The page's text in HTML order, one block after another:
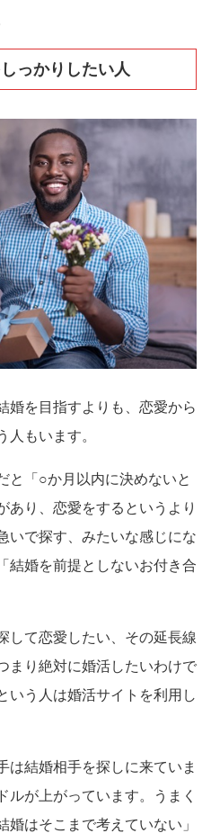
っかりしたい人
婚を目指すよりも、恋愛から
人もいます。
と「○か月以内に決めないと
あり、恋愛をするというより
いで探す、みたいな感じにな
結婚を前提としないお付き合
して恋愛したい、その延長線
まり絶対に婚活したいわけで
いう人は婚活サイトを利用し
は結婚相手を探しに来ていま
ルが上がっています。うまく
婚はそこまで考えていない」